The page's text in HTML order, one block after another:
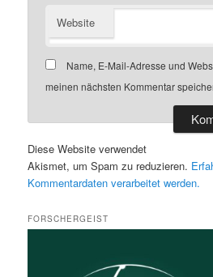
Website
Name, E-Mail-Adresse und
meinen nächsten Kommentar
Diese Website verwendet
Akismet, um Spam zu reduzieren.
Kommentardaten verarbeitet werden.
FORSCHERGEIST